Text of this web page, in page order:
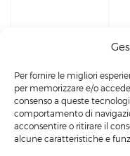
Per fornire le migliori
per memorizzare e/o
consenso a queste
comportamento di
acconsentire o ritirare il
alcune caratteristiche e